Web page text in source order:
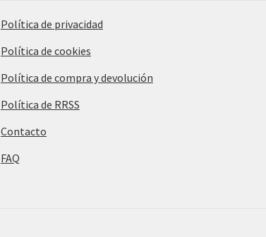
Política de privacidad
Política de cookies
Política de compra y devolución
Política de RRSS
Contacto
FAQ